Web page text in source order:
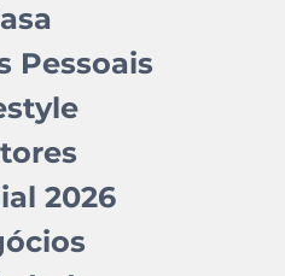
Pessoais
2026